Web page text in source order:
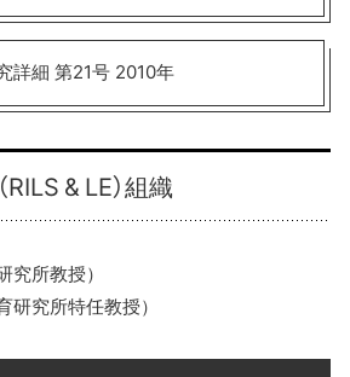
詳細 第21号 2010年
& LE）組織
究所教授）
研究所特任教授）